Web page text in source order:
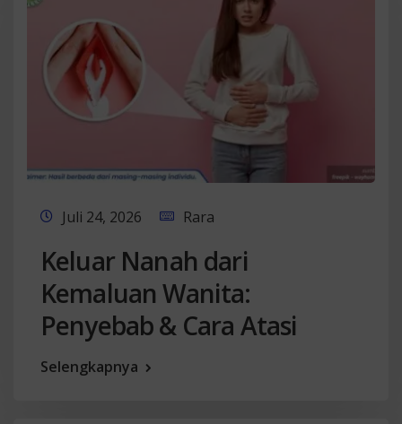
Juli 24, 2026 Rara
Keluar Nanah dari
Kemaluan Wanita:
Penyebab & Cara Atasi
Selengkapnya